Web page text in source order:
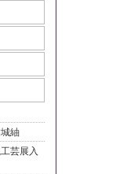
紬
芸展入